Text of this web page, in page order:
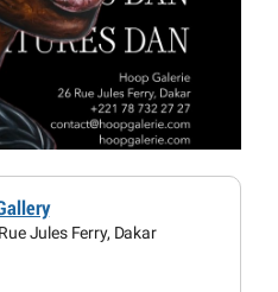
Jules Ferry, Dakar